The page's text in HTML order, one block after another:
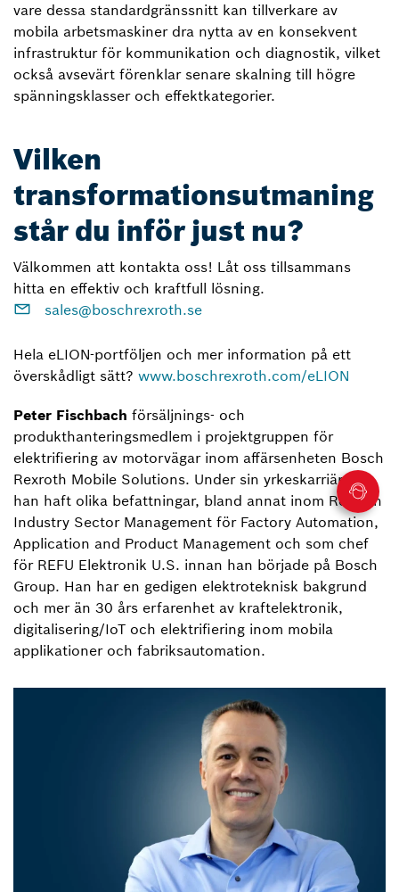
vare dessa standardgränssnitt kan tillverkare av
mobila arbetsmaskiner dra nytta av en konsekvent
infrastruktur för kommunikation och diagnostik, vilket
också avsevärt förenklar senare skalning till högre
spänningsklasser och effektkategorier.
Vilken
transformationsutmaning
står du inför just nu?
Välkommen att kontakta oss! Låt oss tillsammans
hitta en effektiv och kraftfull lösning.
sales@boschrexroth.se
Hela eLION-portföljen och mer information på ett
överskådligt sätt? www.boschrexroth.com/eLION
Peter Fischbach försäljnings- och
produkthanteringsmedlem i projektgruppen för
elektrifiering av motorvägar inom affärsenheten Bosch
Rexroth Mobile Solutions. Under sin yrkeskarriär har
han haft olika befattningar, bland annat inom Rexroth
Industry Sector Management för Factory Automation,
Application and Product Management och som chef
för REFU Elektronik U.S. innan han började på Bosch
Group. Han har en gedigen elektroteknisk bakgrund
och mer än 30 års erfarenhet av kraftelektronik,
digitalisering/IoT och elektrifiering inom mobila
applikationer och fabriksautomation.